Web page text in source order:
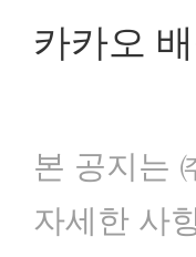
카카오
본 공지는
자세한 사